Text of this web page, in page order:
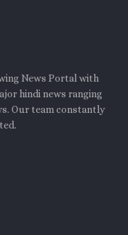
News Portal with
hindi news ranging
Our team constantly